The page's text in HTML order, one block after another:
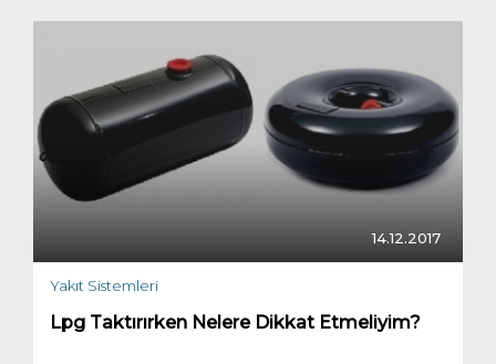
14.12.2017
Yakıt Sistemleri
Lpg Taktırırken Nelere Dikkat Etmeliyim?